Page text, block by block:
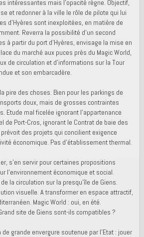
intéressantes mais l’opacité règne. Objectif,
et redonner à la ville le rôle de pilote qui lui
d’Hyères sont inexploitées, en matière de
Reverra la possibilité d’un second
à partir du port d’Hyères, envisage la mise en
du marché aux puces près du Magic World,
de circulation et d’informations sur la Tour
et son embarcadère.
pire des choses. Bien pour les parkings de
doux, mais de grosses contraintes
Etude mal ficelée ignorant l’appartenance
de Port-Cros, ignorant le Contrat de baie des
des projets qui concilient exigence
économique. Pas d'établissement thermal.
s’en servir pour certaines propositions
l’environnement économique et social.
la circulation sur la presqu’île de Giens.
visuelle. A transformer en espace attractif,
Magic World : oui, en été.
site de Giens sont-ils compatibles ?
de grande envergure soutenue par l’Etat : jouer